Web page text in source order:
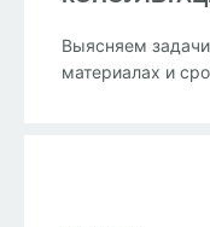
Выясняем
материалах и